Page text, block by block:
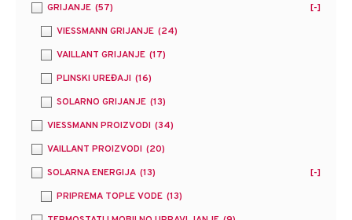
GRIJANJE (57)
[-]
VIESSMANN GRIJANJE (24)
VAILLANT GRIJANJE (17)
PLINSKI UREĐAJI (16)
SOLARNO GRIJANJE (13)
VIESSMANN PROIZVODI (34)
VAILLANT PROIZVODI (20)
SOLARNA ENERGIJA (13)
[-]
PRIPREMA TOPLE VODE (13)